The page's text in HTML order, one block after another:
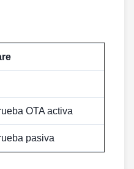
OTA activa
pasiva